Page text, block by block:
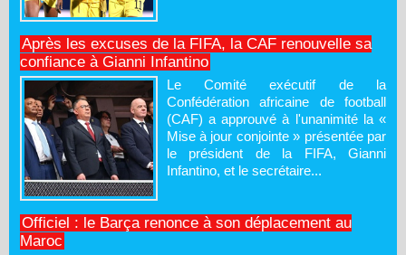
Après les excuses de la FIFA, la CAF renouvelle sa
confiance à Gianni Infantino
Le Comité exécutif de la
Confédération africaine de football
(CAF) a approuvé à l'unanimité la «
Mise à jour conjointe » présentée par
le président de la FIFA, Gianni
Infantino, et le secrétaire...
Officiel : le Barça renonce à son déplacement au
Maroc